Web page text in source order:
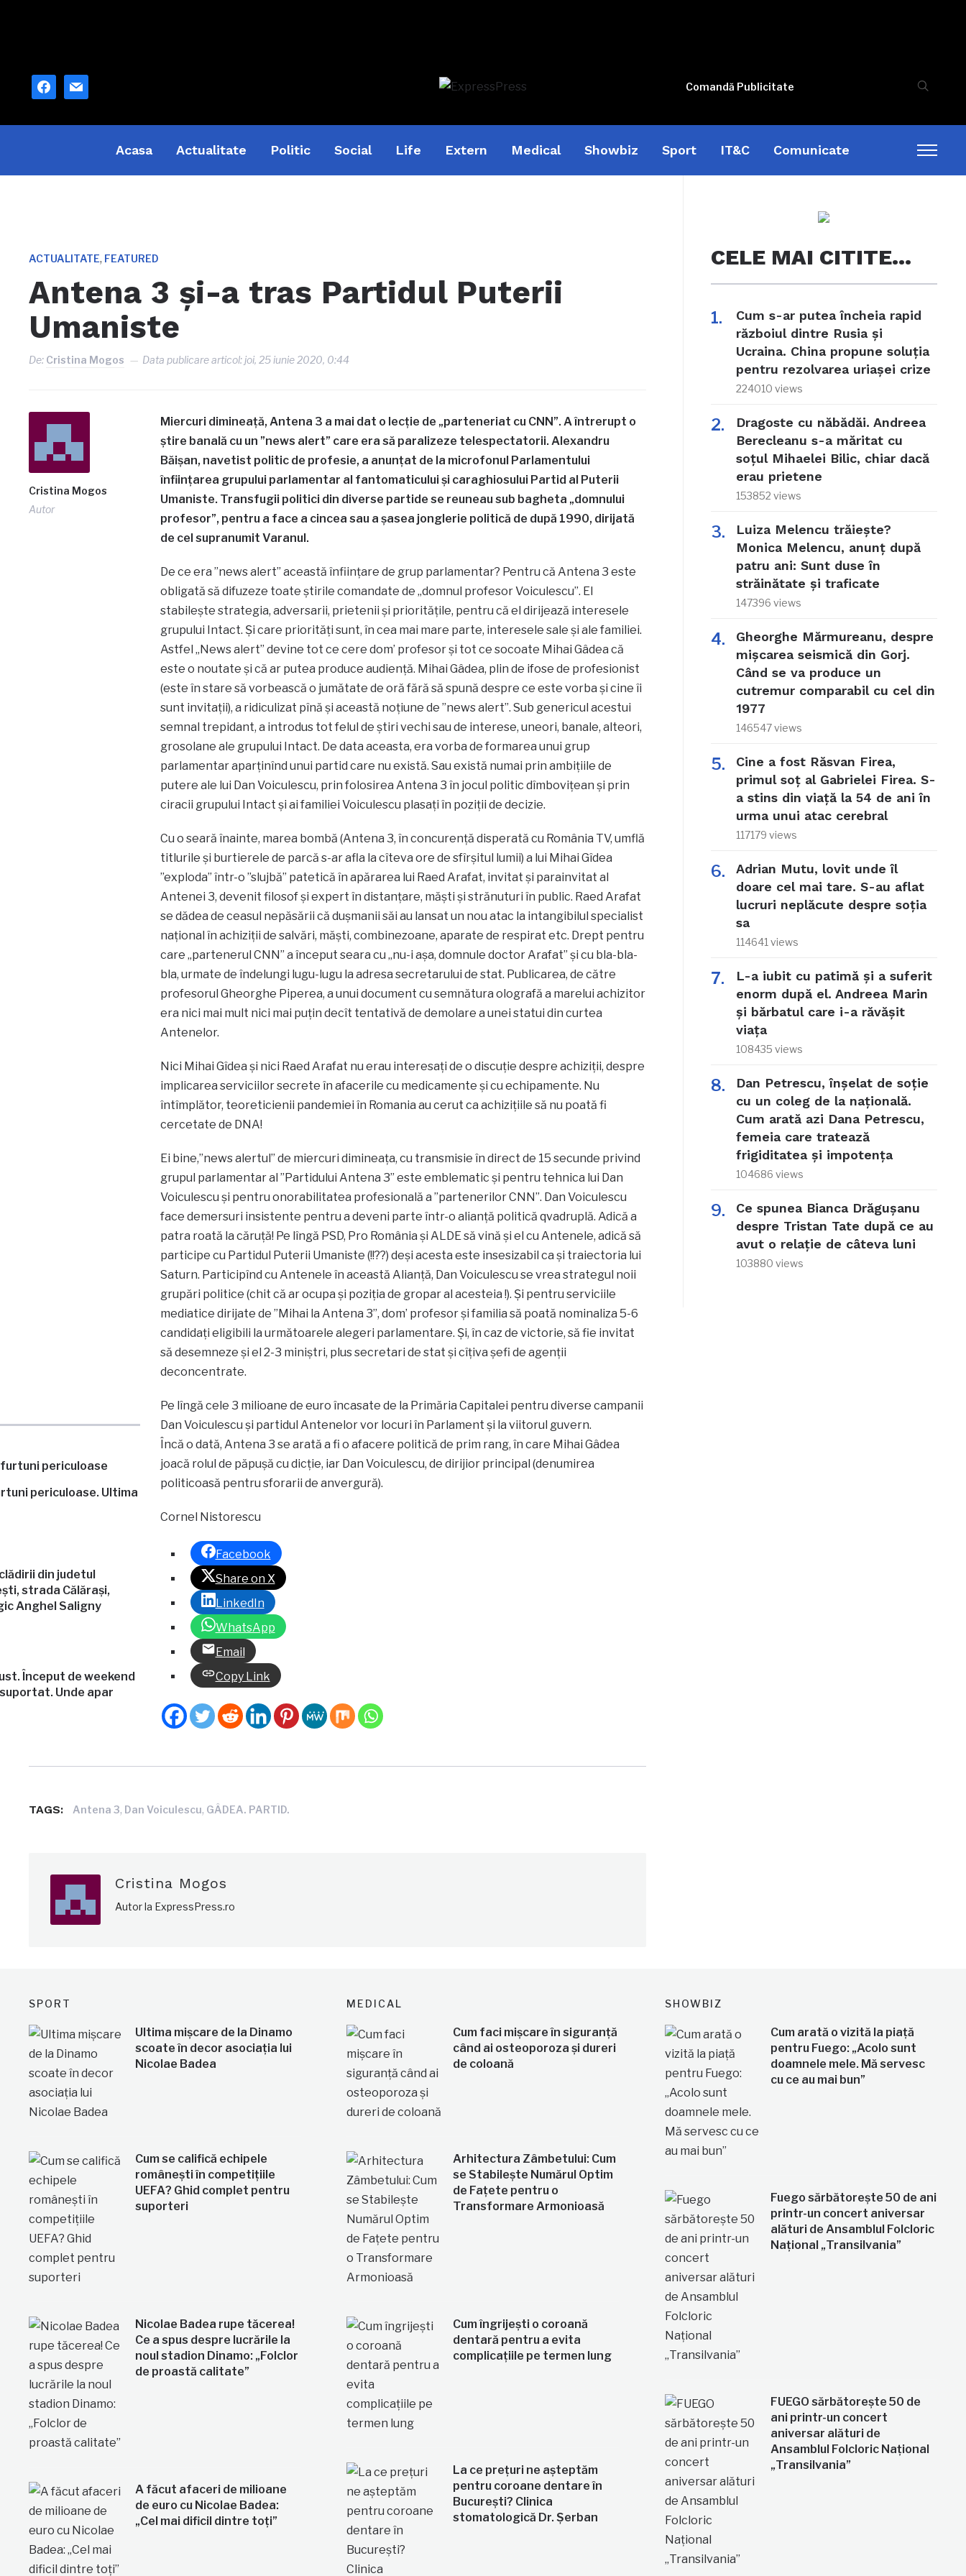
facebook
mail Comandă Publicitate
Acasa Actualitate Politic Social Life Extern Medical Showbiz Sport IT&C Comunicate
ACTUALITATE, FEATURED
Antena 3 și-a tras Partidul Puterii
Umaniste
De: Cristina Mogos Data publicare articol:joi, 25 iunie 2020, 0:44
Cristina Mogos
Autor
periculoase. Ultima
din judetul
strada Călărași,
Anghel Saligny
Început de weekend
Unde apar
Miercuri dimineață, Antena 3 a mai dat o lecție de „parteneriat cu CNN”. A întrerupt o
știre banală cu un ”news alert” care era să paralizeze telespectatorii. Alexandru
Băișan, navetist politic de profesie, a anunțat de la microfonul Parlamentului
înființarea grupului parlamentar al fantomaticului și caraghiosului Partid al Puterii
Umaniste. Transfugii politici din diverse partide se reuneau sub bagheta „domnului
profesor”, pentru a face a cincea sau a șasea jonglerie politică de după 1990, dirijată
de cel supranumit Varanul.
De ce era ”news alert” această înființare de grup parlamentar? Pentru că Antena 3 este
obligată să difuzeze toate știrile comandate de „domnul profesor Voiculescu”. El
stabilește strategia, adversarii, prietenii și prioritățile, pentru că el dirijează interesele
grupului Intact. Și care priorități sunt, în cea mai mare parte, interesele sale și ale familiei.
Astfel „News alert” devine tot ce cere dom’ profesor și tot ce socoate Mihai Gâdea că
este o noutate și că ar putea produce audiență. Mihai Gâdea, plin de ifose de profesionist
(este în stare să vorbească o jumătate de oră fără să spună despre ce este vorba și cine îi
sunt invitații), a ridiculizat pînă și această noțiune de ”news alert”. Sub genericul acestui
semnal trepidant, a introdus tot felul de știri vechi sau de interese, uneori, banale, alteori,
grosolane ale grupului Intact. De data aceasta, era vorba de formarea unui grup
parlamentar aparținînd unui partid care nu există. Sau există numai prin ambițiile de
putere ale lui Dan Voiculescu, prin folosirea Antena 3 în jocul politic dîmbovițean și prin
ciracii grupului Intact și ai familiei Voiculescu plasați în poziții de decizie.
Cu o seară înainte, marea bombă (Antena 3, în concurență disperată cu România TV, umflă
titlurile și burtierele de parcă s-ar afla la cîteva ore de sfîrșitul lumii) a lui Mihai Gîdea
”exploda” într-o ”slujbă” patetică în apărarea lui Raed Arafat, invitat și parainvitat al
Antenei 3, devenit filosof și expert în distanțare, măști și strănuturi în public. Raed Arafat
se dădea de ceasul nepăsării că dușmanii săi au lansat un nou atac la intangibilul specialist
național în achiziții de salvări, măști, combinezoane, aparate de respirat etc. Drept pentru
care „partenerul CNN” a început seara cu „nu-i așa, domnule doctor Arafat” și cu bla-bla-
bla, urmate de îndelungi lugu-lugu la adresa secretarului de stat. Publicarea, de către
profesorul Gheorghe Piperea, a unui document cu semnătura olografă a marelui achizitor
era nici mai mult nici mai puțin decît tentativă de demolare a unei statui din curtea
Antenelor.
Nici Mihai Gîdea și nici Raed Arafat nu erau interesați de o discuție despre achiziții, despre
implicarea serviciilor secrete în afacerile cu medicamente și cu echipamente. Nu
întîmplător, teoreticienii pandemiei în Romania au cerut ca achizițiile să nu poată fi
cercetate de DNA!
Ei bine,”news alertul” de miercuri dimineața, cu transmisie în direct de 15 secunde privind
grupul parlamentar al ”Partidului Antena 3” este emblematic și pentru tehnica lui Dan
Voiculescu și pentru onorabilitatea profesională a ”partenerilor CNN”. Dan Voiculescu
face demersuri insistente pentru a deveni parte într-o alianță politică qvadruplă. Adică a
patra roată la căruță! Pe lîngă PSD, Pro România și ALDE să vină și el cu Antenele, adică să
participe cu Partidul Puterii Umaniste (!!??) deși acesta este insesizabil ca și traiectoria lui
Saturn. Participînd cu Antenele în această Alianță, Dan Voiculescu se vrea strategul noii
grupări politice (chit că ar ocupa și poziția de gropar al acesteia !). Și pentru serviciile
mediatice dirijate de ”Mihai la Antena 3”, dom’ profesor și familia să poată nominaliza 5-6
candidați eligibili la următoarele alegeri parlamentare. Și, în caz de victorie, să fie invitat
să desemneze și el 2-3 miniștri, plus secretari de stat și cîțiva șefi de agenții
deconcentrate.
Pe lîngă cele 3 milioane de euro încasate de la Primăria Capitalei pentru diverse campanii
Dan Voiculescu și partidul Antenelor vor locuri în Parlament și la viitorul guvern.
Încă o dată, Antena 3 se arată a fi o afacere politică de prim rang, în care Mihai Gâdea
joacă rolul de păpușă cu dicție, iar Dan Voiculescu, de dirijior principal (denumirea
politicoasă pentru sforarii de anvergură).
Cornel Nistorescu
Facebook
Share on X
LinkedIn
WhatsApp
Email
Copy Link
TAGS: Antena 3, Dan Voiculescu, GÂDEA. PARTID.
Cristina Mogos
Autor la ExpressPress.ro
CELE MAI CITITE…
Cum s-ar putea încheia rapid
războiul dintre Rusia și
Ucraina. China propune soluția
pentru rezolvarea uriașei crize
224010 views
Dragoste cu năbădăi. Andreea
Berecleanu s-a măritat cu
soțul Mihaelei Bilic, chiar dacă
erau prietene
153852 views
Luiza Melencu trăiește?
Monica Melencu, anunț după
patru ani: Sunt duse în
străinătate și traficate
147396 views
Gheorghe Mărmureanu, despre
mișcarea seismică din Gorj.
Când se va produce un
cutremur comparabil cu cel din
1977
146547 views
Cine a fost Răsvan Firea,
primul soț al Gabrielei Firea. S-
a stins din viață la 54 de ani în
urma unui atac cerebral
117179 views
Adrian Mutu, lovit unde îl
doare cel mai tare. S-au aflat
lucruri neplăcute despre soția
sa
114641 views
L-a iubit cu patimă și a suferit
enorm după el. Andreea Marin
și bărbatul care i-a răvășit
viața
108435 views
Dan Petrescu, înșelat de soție
cu un coleg de la națională.
Cum arată azi Dana Petrescu,
femeia care tratează
frigiditatea și impotența
104686 views
Ce spunea Bianca Drăgușanu
despre Tristan Tate după ce au
avut o relație de câteva luni
103880 views
SPORT
Ultima mișcare de la Dinamo
scoate în decor asociația lui
Nicolae Badea
Cum se califică echipele
românești în competițiile
UEFA? Ghid complet pentru
suporteri
Nicolae Badea rupe tăcerea!
Ce a spus despre lucrările la
noul stadion Dinamo: „Folclor
de proastă calitate”
A făcut afaceri de milioane
de euro cu Nicolae Badea:
„Cel mai dificil dintre toți”
MEDICAL
Cum faci mișcare în siguranță
când ai osteoporoza și dureri
de coloană
Arhitectura Zâmbetului: Cum
se Stabilește Numărul Optim
de Fațete pentru o
Transformare Armonioasă
Cum îngrijești o coroană
dentară pentru a evita
complicațiile pe termen lung
La ce prețuri ne așteptăm
pentru coroane dentare în
București? Clinica
stomatologică Dr. Șerban
SHOWBIZ
Cum arată o vizită la piață
pentru Fuego: „Acolo sunt
doamnele mele. Mă servesc
cu ce au mai bun”
Fuego sărbătorește 50 de ani
printr-un concert aniversar
alături de Ansamblul Folcloric
Național „Transilvania”
FUEGO sărbătorește 50 de
ani printr-un concert
aniversar alături de
Ansamblul Folcloric Național
„Transilvania”